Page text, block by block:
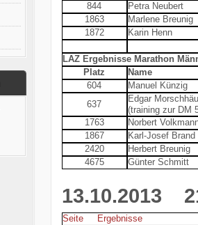
844
Petra Neubert
1863
Marlene Breunig
1872
Karin Henn
LAZ Ergebnisse Marathon
Platz
Name
604
Manuel Künzig
637
Edgar
(training zur DM
1763
Norbert
1867
Karl-Josef Brand
2420
Herbert Breunig
4675
Günter Schmitt
13.10.2013
Seite
Ergebnisse